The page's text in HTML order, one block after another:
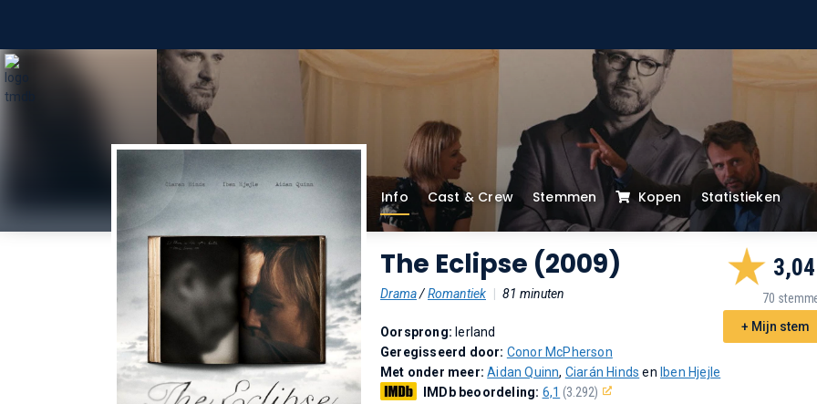
Info Cast & Crew Stemmen Kopen Statistieken
The Eclipse (2009)
Drama/Romantiek 81 minuten
3,04
70
+ Mijn stem
Oorsprong: Ierland
Geregisseerd door: Conor McPherson
Met onder meer:Aidan Quinn, Ciarán Hinds en Iben Hjejle
IMDb beoordeling: 6,1 (3.292)